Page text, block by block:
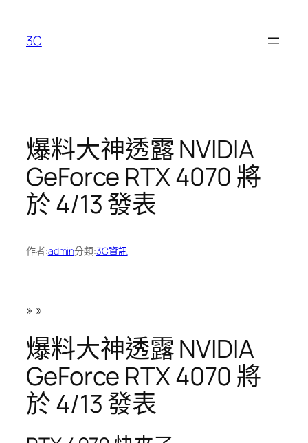
3C
爆料大神透露 NVIDIA
GeForce RTX 4070 將
於 4/13 發表
作者:admin分類:3C資訊
» »
爆料大神透露 NVIDIA
GeForce RTX 4070 將
於 4/13 發表